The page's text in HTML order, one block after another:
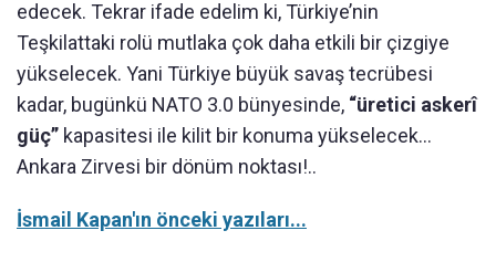
edecek. Tekrar ifade edelim ki, Türkiye’nin
Teşkilattaki rolü mutlaka çok daha etkili bir çizgiye
yükselecek. Yani Türkiye büyük savaş tecrübesi
kadar, bugünkü NATO 3.0 bünyesinde, “üretici askerî
güç” kapasitesi ile kilit bir konuma yükselecek…
Ankara Zirvesi bir dönüm noktası!..
İsmail Kapan'ın önceki yazıları...